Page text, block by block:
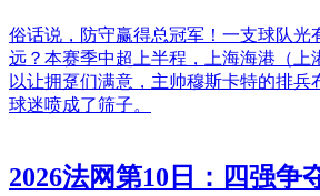
俗话说，防守赢得总冠军！一支球队光
远？本赛季中超上半程，上海海港（上
以让拥趸们满意，主帅穆斯卡特的排兵
球迷喷成了筛子。
2026法网第10日：四强争